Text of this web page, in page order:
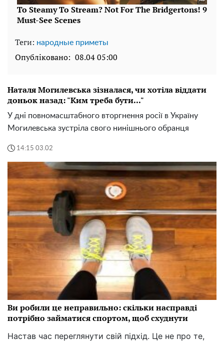
Теги: народные приметы
Опубліковано: 08.04 05:00
Наталя Могилевська зізналася, чи хотіла віддати
доньок назад: "Ким треба бути..."
У дні повномасштабного вторгнення росії в Україну
Могилевська зустріла свого нинішнього обранця
14:15 03.02
Ви робили це неправильно: скільки насправді
потрібно займатися спортом, щоб схуднути
Настав час переглянути свій підхід. Це не про те,